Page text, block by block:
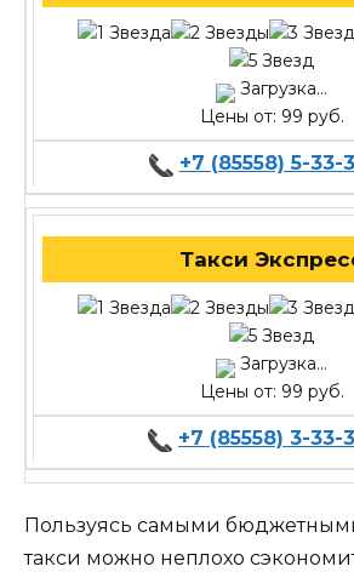
Загрузка...
Цены от: 99 руб.
+7 (85558) 5-33-
Такси
Загрузка...
Цены от: 99 руб.
+7 (85558) 3-33-
Пользуясь самыми
такси можно неплохо